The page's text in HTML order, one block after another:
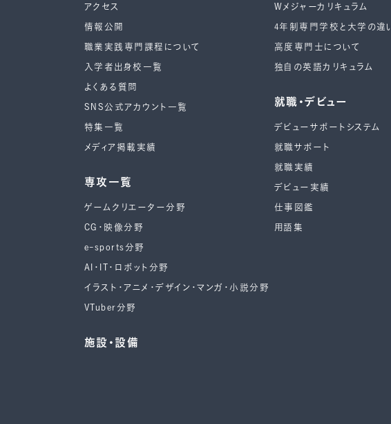
アクセス
情報公開
職業実践専門課程について
入学者出身校一覧
よくある質問
SNS公式アカウント一覧
特集一覧
メディア掲載実績
専攻一覧
ゲームクリエーター分野
CG・映像分野
e-sports分野
AI・IT・ロボット分野
イラスト・アニメ・デザイン・マンガ・小説分野
VTuber分野
施設・設備
Wメジャーカリキュラム
4年制専⾨学校と⼤学の違
高度専門士について
独自の英語カリキュラム
就職・デビュー
デビューサポートシステム
就職サポート
就職実績
デビュー実績
仕事図鑑
用語集